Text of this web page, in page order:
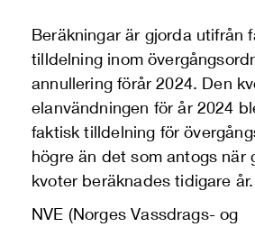
Beräkningar är gjorda utifrån
tilldelning inom
annullering förår 2024. Den
elanvändningen för år 2024
faktisk tilldelning för
högre än det som antogs när
kvoter beräknades tidigare år.
NVE (Norges Vassdrags- og